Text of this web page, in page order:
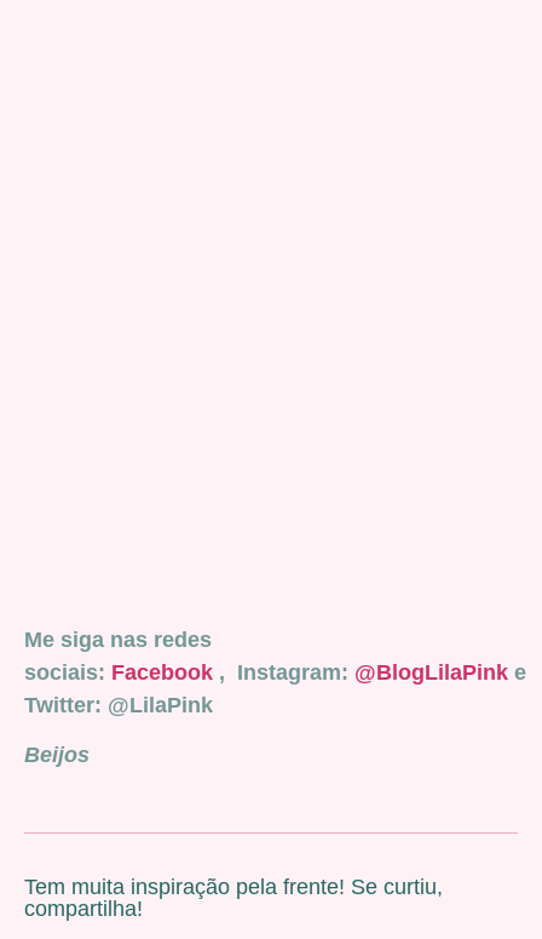
Me siga nas redes
sociais: Facebook , Instagram: @BlogLilaPink e
Twitter: @LilaPink
Beijos
Tem muita inspiração pela frente! Se curtiu,
compartilha!